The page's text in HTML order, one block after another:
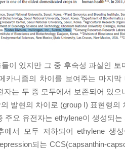
이 있지만 그 중 후숙성 과실인 토
카니즘의 차이를 보여주는 마지막
자는 두 종 모두에서 보존되어 있
발현의 차이로 (group I) 표현형의
주요 유전자는 ethylene이 생성되
에서 모두 저하되어 ethylene 생
되는 CCS(capsanthin-